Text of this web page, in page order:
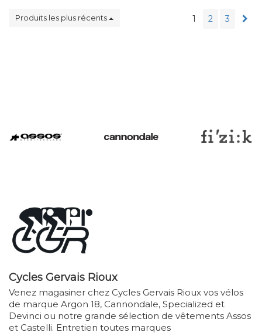
Produits les plus récents 1 2 3
Cycles Gervais Rioux
Venez magasiner chez Cycles Gervais Rioux vos vélos
de marque Argon 18, Cannondale, Specialized et
Devinci ou notre grande sélection de vêtements Assos
et Castelli. Entretien toutes marques